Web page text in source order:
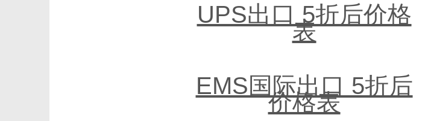
UPS出口 5折后价格
表
EMS国际出口 5折后
价格表